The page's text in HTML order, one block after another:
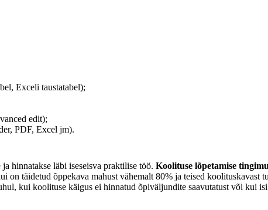
Exceli taustatabel);
edit);
PDF, Excel jm).
hinnatakse läbi iseseisva praktilise töö. Koolituse lõpetamise
täidetud õppekava mahust vähemalt 80% ja teised koolituskavast
kui koolituse käigus ei hinnatud õpiväljundite saavutatust või kui